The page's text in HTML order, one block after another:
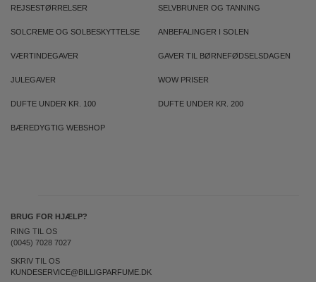
REJSESTØRRELSER SELVBRUNER OG TANNING
SOLCREME OG SOLBESKYTTELSE ANBEFALINGER I SOLEN
VÆRTINDEGAVER GAVER TIL BØRNEFØDSELSDAGEN
JULEGAVER WOW PRISER
DUFTE UNDER KR. 100 DUFTE UNDER KR. 200
BÆREDYGTIG WEBSHOP
BRUG FOR HJÆLP?
RING TIL OS
(0045) 7028 7027
SKRIV TIL OS
KUNDESERVICE@BILLIGPARFUME.DK